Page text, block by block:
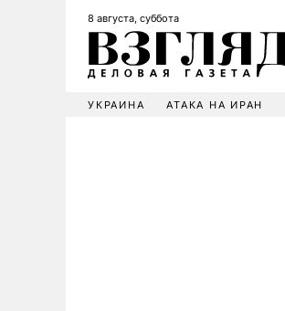
8 августа, суббота
УКРАИНА АТАКА НА ИРАН